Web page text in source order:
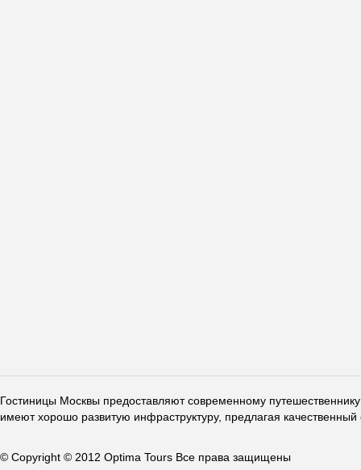
Гостиницы Москвы предоставляют современному
имеют хорошо развитую инфраструктуру, предлагая
© Copyright © 2012 Optima Tours Все права защищены